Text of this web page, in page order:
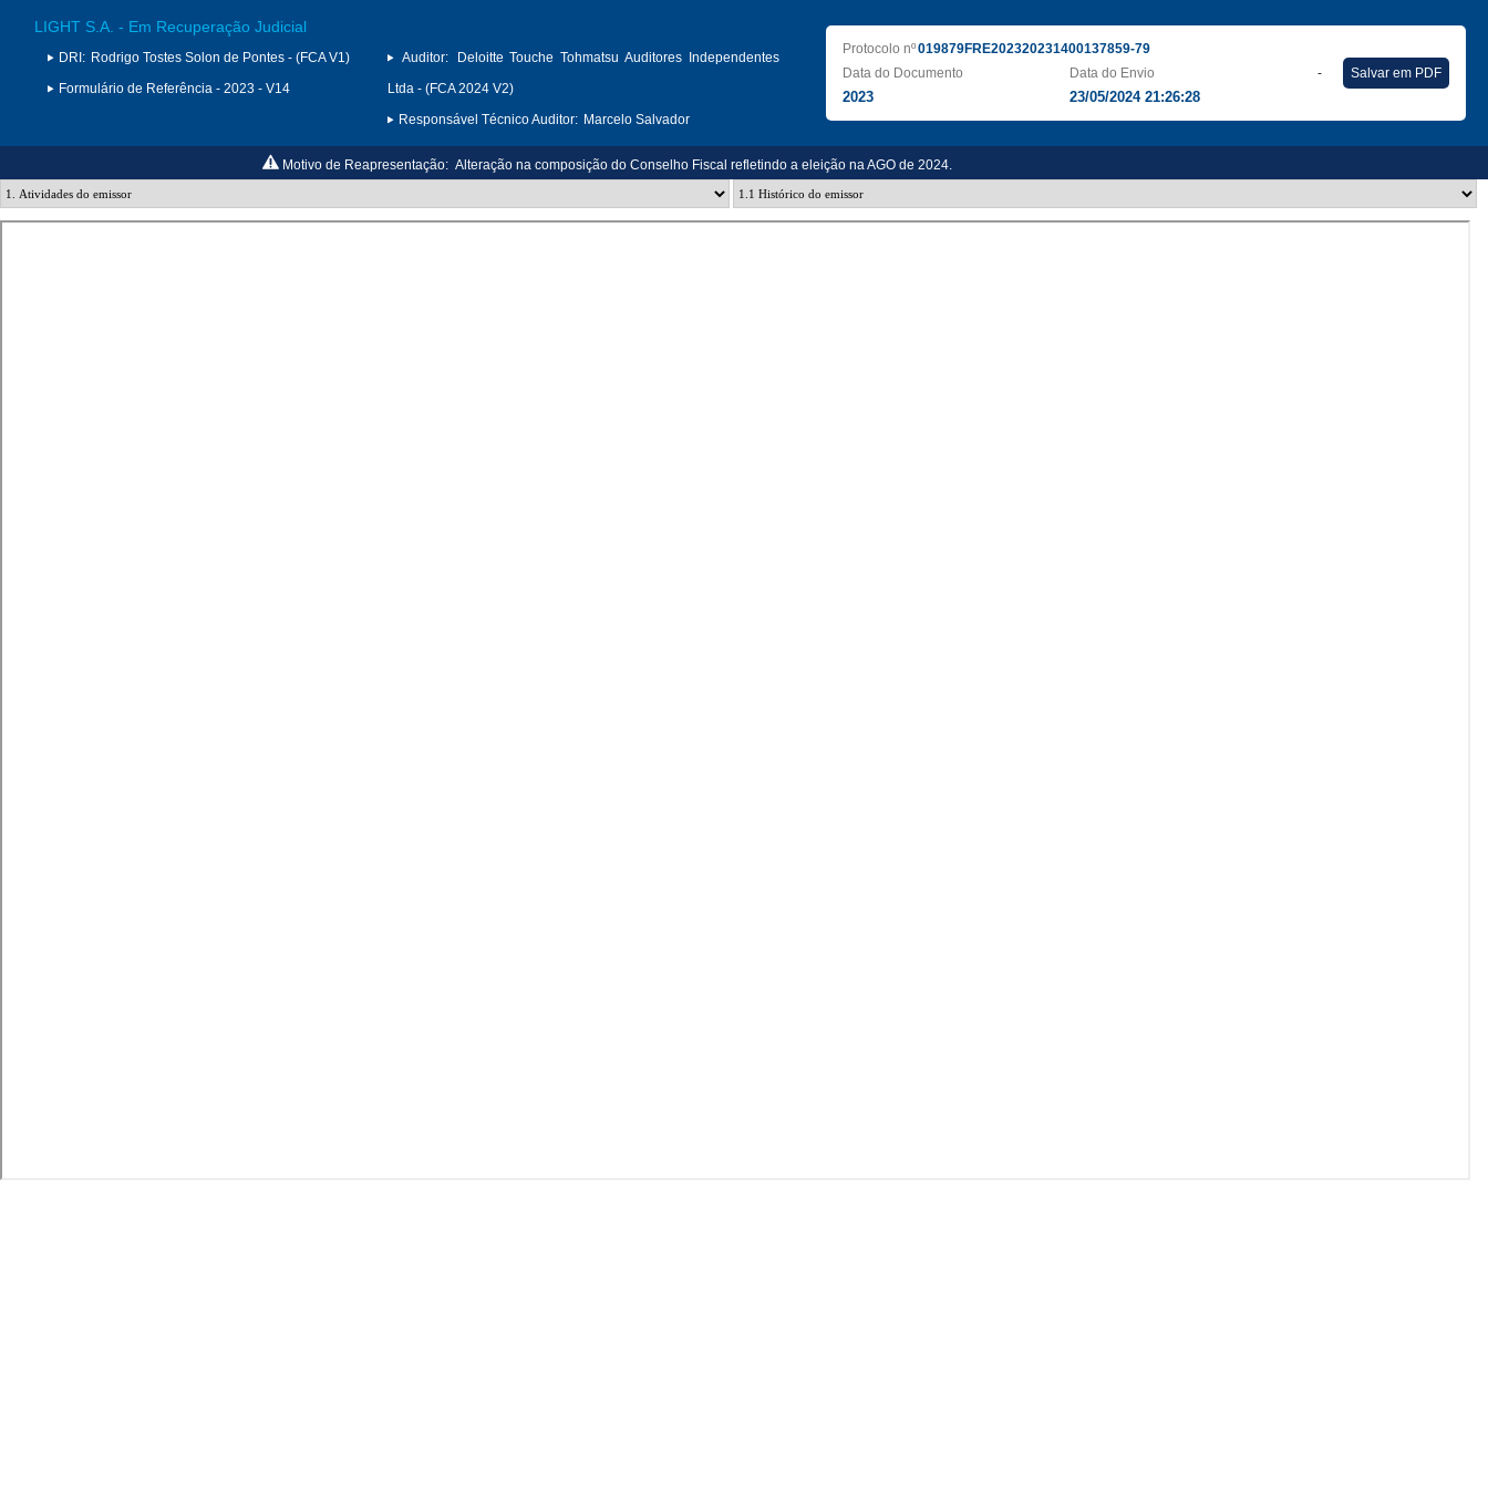
LIGHT S.A. - Em Recuperação Judicial
DRI: Rodrigo Tostes Solon de Pontes - (FCA V1)
Formulário de Referência - 2023 - V14
Auditor:
Deloitte Touche Tohmatsu Auditores Independentes
Ltda - (FCA 2024 V2)
Responsável Técnico Auditor: Marcelo Salvador
Protocolo nº019879FRE202320231400137859-79
Data do Documento
2023
Data do Envio
23/05/2024 21:26:28
- Salvar em PDF
Motivo de Reapresentação: Alteração na composição do Conselho Fiscal refletindo a eleição na AGO de 2024.